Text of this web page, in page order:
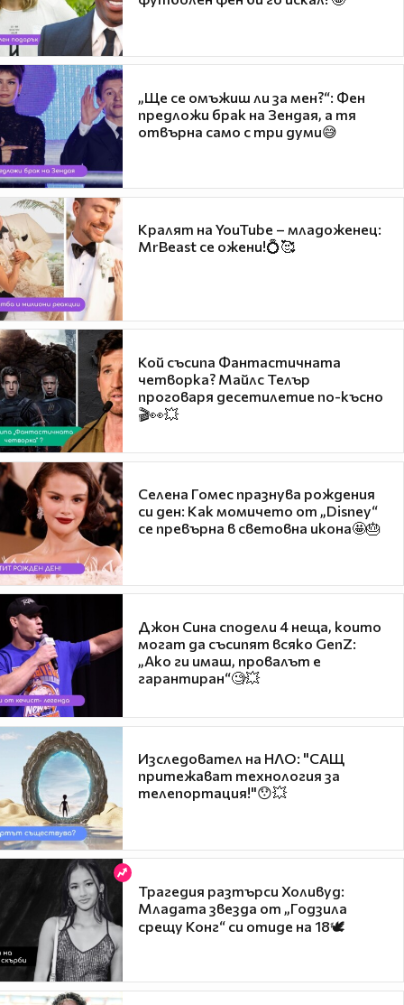
„Ще се омъжиш ли за мен?“: Фен
предложи брак на Зендая, а тя
отвърна само с три думи😅
Кралят на YouTube – младоженец:
MrBeast се ожени!💍🥰
Кой съсипа Фантастичната
четворка? Майлс Телър
проговаря десетилетие по-късно
🎬👀💥
Селена Гомес празнува рождения
си ден: Как момичето от „Disney“
се превърна в световна икона🤩🎂
Джон Сина сподели 4 неща, които
могат да съсипят всяко GenZ:
„Ако ги имаш, провалът е
гарантиран“🧐💥
Изследовател на НЛО: "САЩ
притежават технология за
телепортация!"😯💥
Трагедия разтърси Холивуд:
Младата звезда от „Годзила
срещу Конг“ си отиде на 18🕊️